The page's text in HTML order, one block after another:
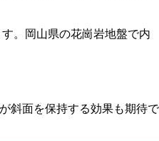
。岡山県の花崗岩地盤で内
斜面を保持する効果も期待で